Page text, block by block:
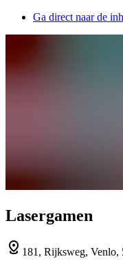
Ga direct naar de
Lasergamen
181, Rijksweg,